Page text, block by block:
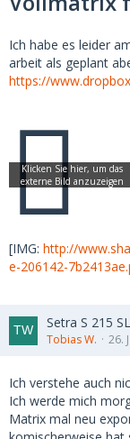
Ich habe es leider
arbeit als geplant
https://
[IMG: http://
e-206142-
Setra S 215
Tobias W. 26.
Ich verstehe auch
Ich werde mich
Matrix mal neu